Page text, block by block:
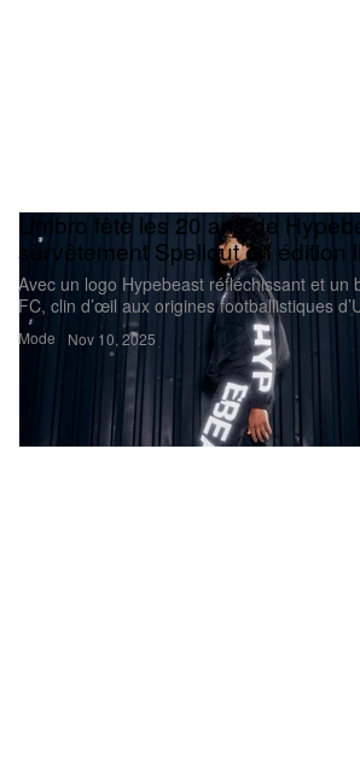
Mode
Umbro fête les 20 ans de
survêtement Spellout en édition
Avec un logo Hypebeast réfléchissant et un
FC, clin d’œil aux origines footballistiques
Nov 10, 2025